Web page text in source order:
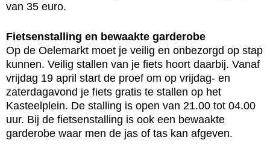
van 35 euro.
Fietsenstalling en bewaakte garderobe
Op de Oelemarkt moet je veilig en onbezorgd op stap
kunnen. Veilig stallen van je fiets hoort daarbij. Vanaf
vrijdag 19 april start de proef om op vrijdag- en
zaterdagavond je fiets gratis te stallen op het
Kasteelplein. De stalling is open van 21.00 tot 04.00
uur. Bij de fietsenstalling is ook een bewaakte
garderobe waar men de jas of tas kan afgeven.